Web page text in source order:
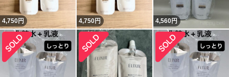
4,750円 4,750円 4,560円